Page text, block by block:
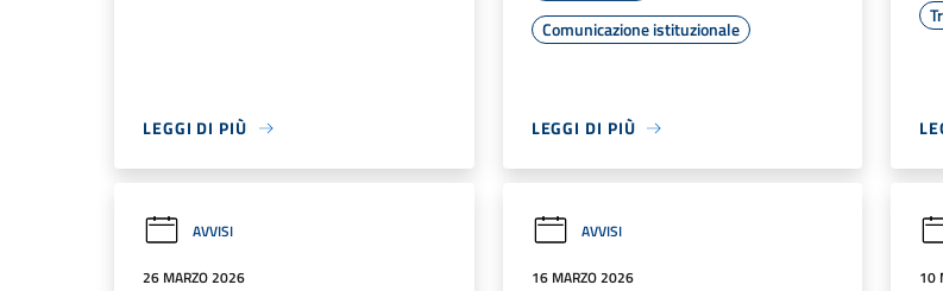
LEGGI DI PIÙ
Comunicazione istituzionale
LEGGI DI PIÙ
AVVISI
26 MARZO 2026
AVVISI
16 MARZO 2026 10